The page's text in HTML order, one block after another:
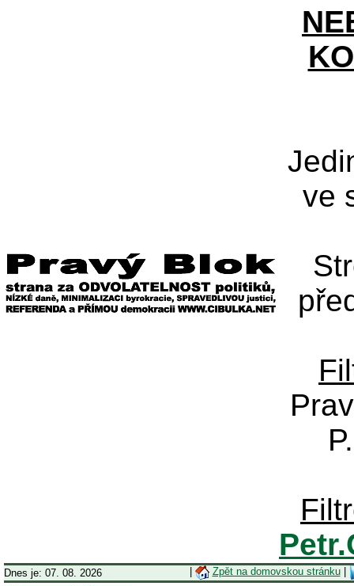
ve
Dnes je: 07. 08. 2026 Zpět na domovskou stránku|